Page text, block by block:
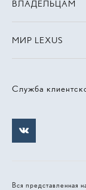
Служба
ВЛАДЕЛЬЦАМ
МИР LEXUS
Вся представленная